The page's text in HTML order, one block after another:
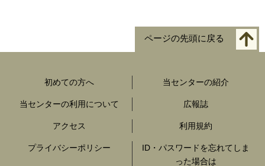
ページの先頭に戻る
初めての方へ 当センターの紹介
当センターの利用について 広報誌
アクセス 利用規約
プライバシーポリシー
ID・パスワードを忘れてしま
った場合は